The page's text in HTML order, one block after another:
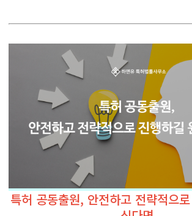
특허 공동출원, 안전하고 전략적으